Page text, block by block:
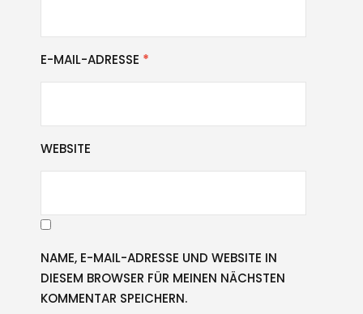
E-MAIL-ADRESSE *
WEBSITE
NAME, E-MAIL-ADRESSE UND WEBSITE IN
DIESEM BROWSER FÜR MEINEN NÄCHSTEN
KOMMENTAR SPEICHERN.